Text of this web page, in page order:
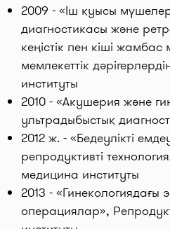
2009 - «Іш қуысы
диагностикасы және
кеңістік пен кіші
мемлекеттік
институты
2010 - «Акушерия және
ультрадыбыстық
2012 ж. - «Бедеулікті
репродуктивті
медицина институты
2013 - «Гинекологиядағы
операциялар»,